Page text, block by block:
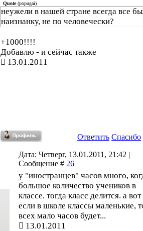
Quote(popugai)
неужели в нашей стране всегда все
наизнанку, не по человечески?
+1000!!!!
Добавлю - и сейчас также
13.01.2011
Ответить Спасибо
Дата: Четверг, 13.01.2011, 21:42 |
Сообщение # 26
у "иностранцев" часов много,
большое количество учеников в
классе. тогда класс делится. а вот
если в школе классы маленькие,
всех мало часов будет...
13.01.2011